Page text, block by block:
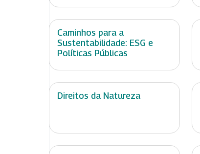
Caminhos para a
Sustentabilidade: ESG e
Políticas Públicas
Direitos da Natureza